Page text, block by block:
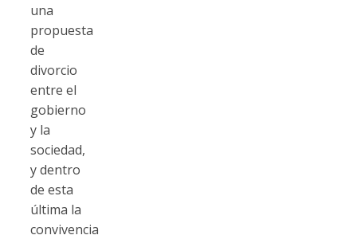
una
propuesta
de
divorcio
entre el
gobierno
y la
sociedad,
y dentro
de esta
última la
convivencia